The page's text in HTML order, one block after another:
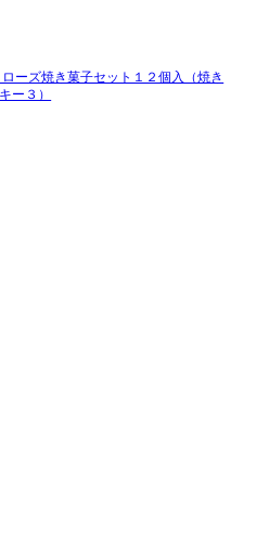
ズ焼き菓子セット１２個入（焼き
ー３）